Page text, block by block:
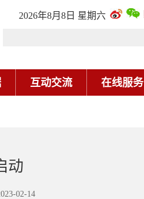
2026年8月8日 星期六
互动交流 在线服务
动
02-14